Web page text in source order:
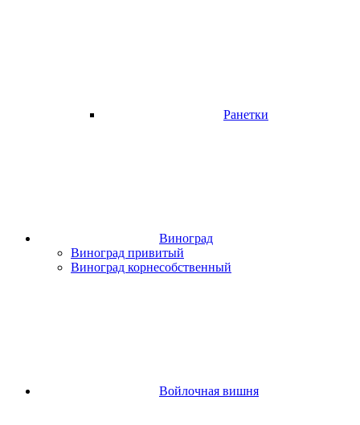
Ранетки
Виноград
Виноград привитый
Виноград корнесобственный
Войлочная вишня